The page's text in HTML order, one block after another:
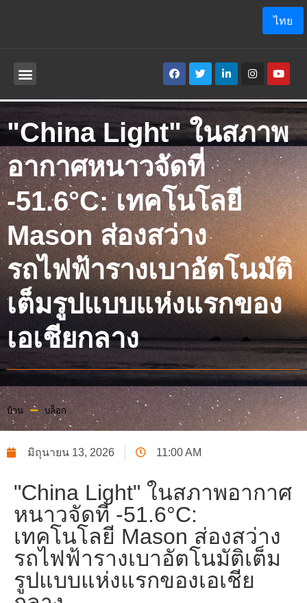
"China Light" ในสภาพ
อากาศหนาวจัดที่
-51.6°C: เทคโนโลยี
Mason ส่องสว่าง
รถไฟฟ้ารางเบาอัตโนมัติ
เต็มรูปแบบแห่งแรกของ
เอเชียกลาง
บ้าน บล็อก
มิถุนายน 13, 2026 11:00 AM
"China Light" ในสภาพอากาศ
หนาวจัดที่ -51.6°C:
เทคโนโลยี Mason ส่องสว่าง
รถไฟฟ้ารางเบาอัตโนมัติเต็ม
รูปแบบแห่งแรกของเอเชีย
ไทย